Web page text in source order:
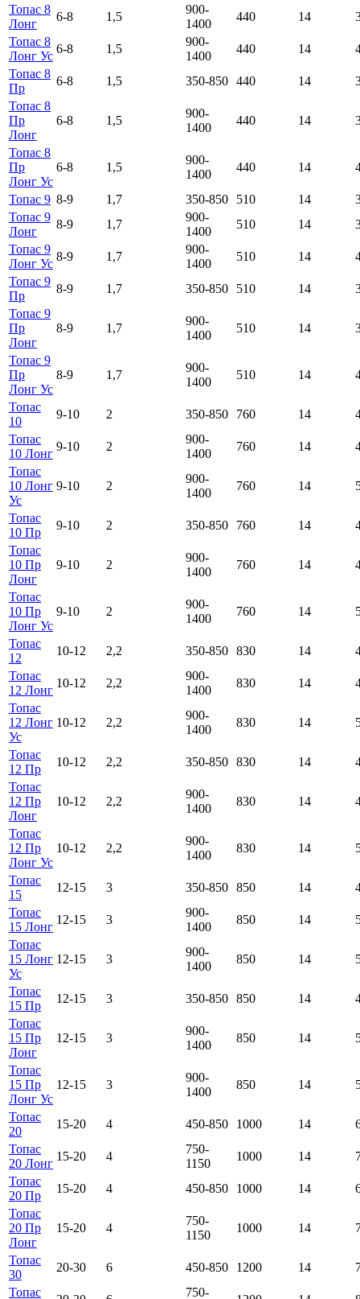
Топас 8
Лонг
6-8 1,5
900-
1400
440 14
Топас 8
Лонг Ус
6-8 1,5
900-
1400
440 14
Топас 8
Пр
6-8 1,5 350-850 440 14
Топас 8
Пр
Лонг
6-8 1,5
900-
1400
440 14
Топас 8
Пр
Лонг Ус
6-8 1,5
900-
1400
440 14
Топас 9 8-9 1,7 350-850 510 14
Топас 9
Лонг
8-9 1,7
900-
1400
510 14
Топас 9
Лонг Ус
8-9 1,7
900-
1400
510 14
Топас 9
Пр
8-9 1,7 350-850 510 14
Топас 9
Пр
Лонг
8-9 1,7
900-
1400
510 14
Топас 9
Пр
Лонг Ус
8-9 1,7
900-
1400
510 14
Топас
10
9-10 2 350-850 760 14
Топас
10 Лонг
9-10 2
900-
1400
760 14
Топас
10 Лонг
Ус
9-10 2
900-
1400
760 14
Топас
10 Пр
9-10 2 350-850 760 14
Топас
10 Пр
Лонг
9-10 2
900-
1400
760 14
Топас
10 Пр
Лонг Ус
9-10 2
900-
1400
760 14
Топас
12
10-12 2,2 350-850 830 14
Топас
12 Лонг
10-12 2,2
900-
1400
830 14
Топас
12 Лонг
Ус
10-12 2,2
900-
1400
830 14
Топас
12 Пр
10-12 2,2 350-850 830 14
Топас
12 Пр
Лонг
10-12 2,2
900-
1400
830 14
Топас
12 Пр
Лонг Ус
10-12 2,2
900-
1400
830 14
Топас
15
12-15 3 350-850 850 14
Топас
15 Лонг
12-15 3
900-
1400
850 14
Топас
15 Лонг
Ус
12-15 3
900-
1400
850 14
Топас
15 Пр
12-15 3 350-850 850 14
Топас
15 Пр
Лонг
12-15 3
900-
1400
850 14
Топас
15 Пр
Лонг Ус
12-15 3
900-
1400
850 14
Топас
20
15-20 4 450-850 1000 14
Топас
20 Лонг
15-20 4
750-
1150
1000 14
Топас
20 Пр
15-20 4 450-850 1000 14
Топас
20 Пр
Лонг
15-20 4
750-
1150
1000 14
Топас
30
20-30 6 450-850 1200 14
Топас
750-